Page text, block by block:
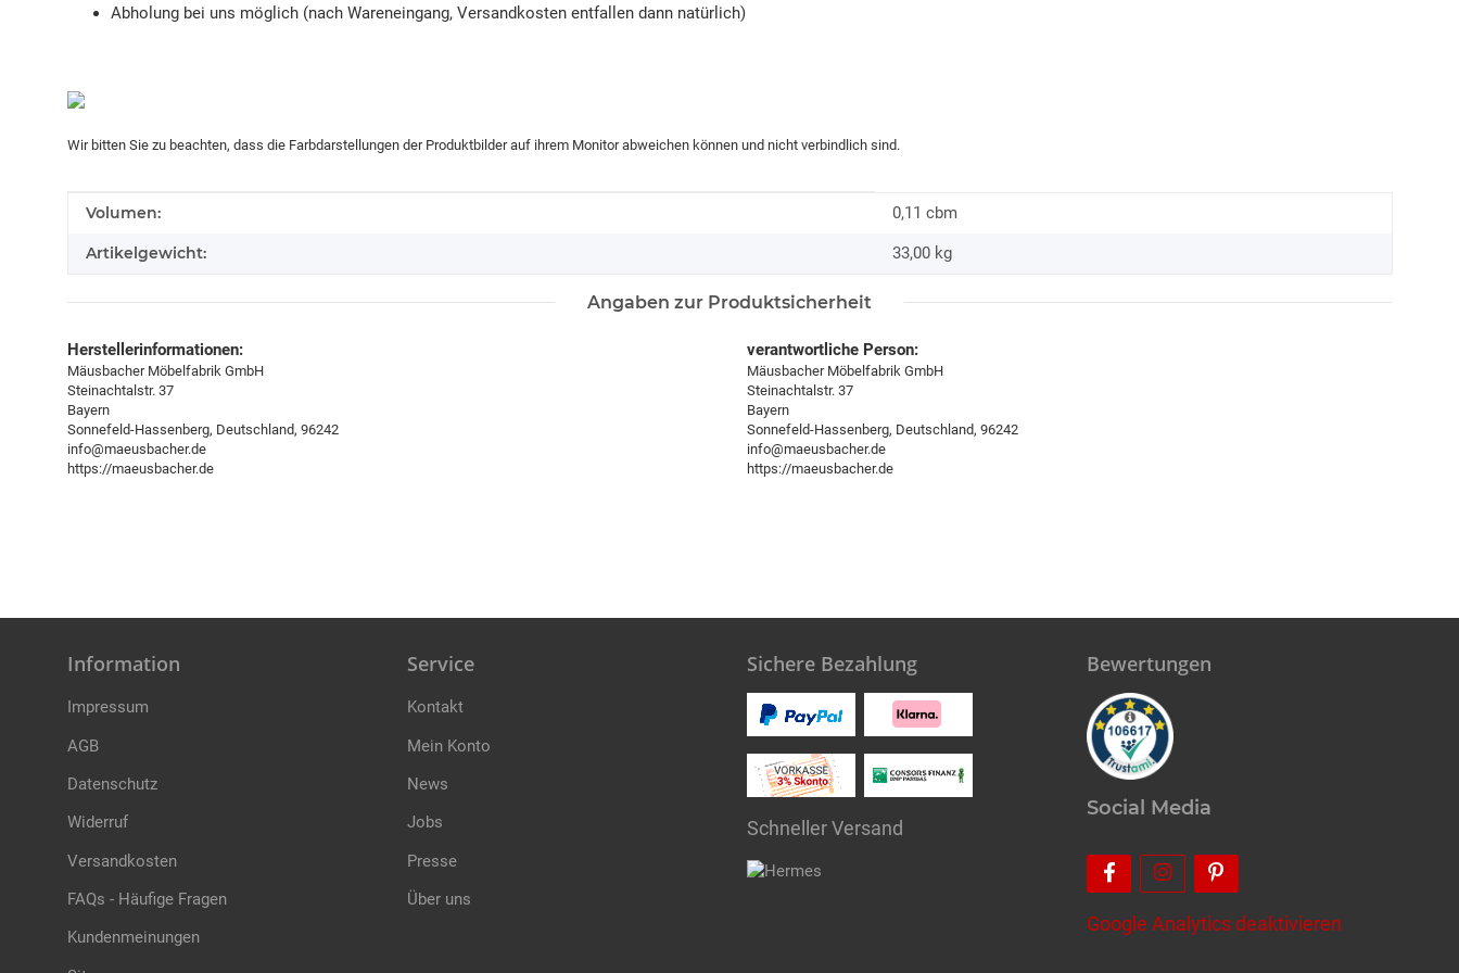
Abholung bei uns möglich (nach Wareneingang, Versandkosten entfallen dann natürlich)
Wir bitten Sie zu beachten, dass die Farbdarstellungen der Produktbilder auf ihrem Monitor abweichen können und nicht verbindlich sind.
Produkteigenschaft
Wert
Volumen: 0,11 cbm
Artikelgewicht: 33,00 kg
Angaben zur Produktsicherheit
Herstellerinformationen:
Mäusbacher Möbelfabrik GmbH
Steinachtalstr. 37
Bayern
Sonnefeld-Hassenberg, Deutschland, 96242
info@maeusbacher.de
https://maeusbacher.de
verantwortliche Person:
Mäusbacher Möbelfabrik GmbH
Steinachtalstr. 37
Bayern
Sonnefeld-Hassenberg, Deutschland, 96242
info@maeusbacher.de
https://maeusbacher.de
Information
Impressum
AGB
Datenschutz
Widerruf
Versandkosten
FAQs - Häufige Fragen
Kundenmeinungen
Service
Kontakt
Mein Konto
News
Jobs
Presse
Über uns
Sichere Bezahlung
Schneller Versand
Bewertungen
Social Media
Google Analytics deaktivieren